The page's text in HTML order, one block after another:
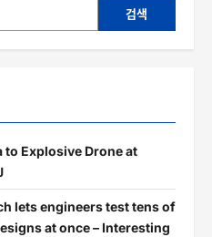
검색
to Explosive Drone at
lets engineers test tens of
at once – Interesting